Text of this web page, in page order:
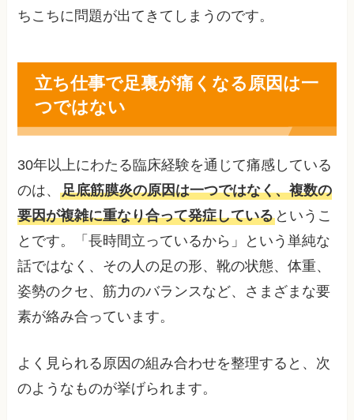
ちこちに問題が出てきてしまうのです。
立ち仕事で足裏が痛くなる原因は一
つではない
30年以上にわたる臨床経験を通じて痛感している
のは、足底筋膜炎の原因は一つではなく、複数の
要因が複雑に重なり合って発症している というこ
とです。「長時間立っているから」という単純な
話ではなく、その人の足の形、靴の状態、体重、
姿勢のクセ、筋力のバランスなど、さまざまな要
素が絡み合っています。
よく見られる原因の組み合わせを整理すると、次
のようなものが挙げられます。